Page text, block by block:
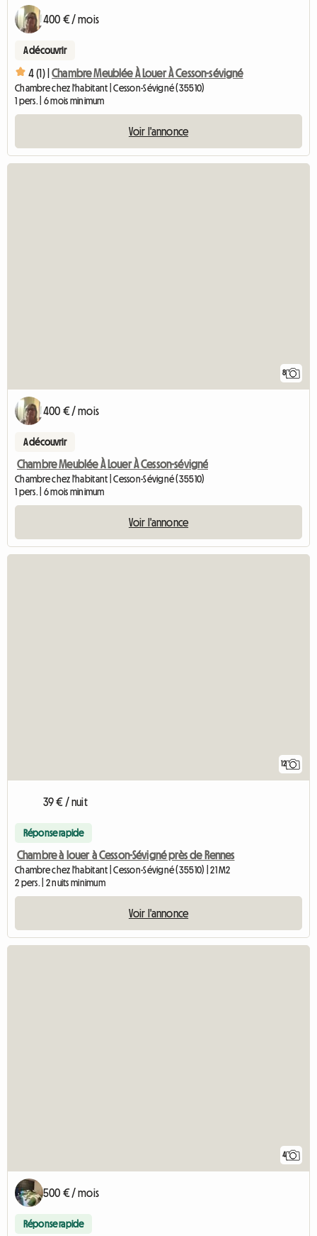
400 € / mois
A découvrir
4 (1) | Chambre Meublée À Louer À Cesson-sévigné
Chambre chez l'habitant | Cesson-Sévigné (35510)
1 pers. | 6 mois minimum
Voir l'annonce
8
400 € / mois
A découvrir
Chambre Meublée À Louer À Cesson-sévigné
Chambre chez l'habitant | Cesson-Sévigné (35510)
1 pers. | 6 mois minimum
Voir l'annonce
12
39 € / nuit
Réponse rapide
Chambre à louer à Cesson-Sévigné près de Rennes
Chambre chez l'habitant | Cesson-Sévigné (35510) | 21 M2
2 pers. | 2 nuits minimum
Voir l'annonce
4
500 € / mois
Réponse rapide